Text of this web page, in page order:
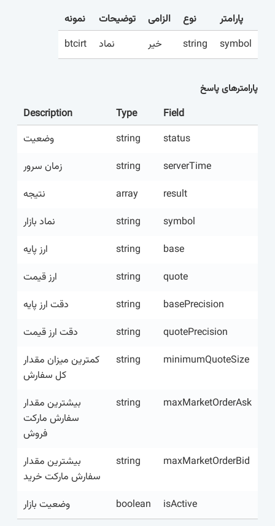
پارامتر نوع الزامی توضیحات
نمونه
symbol
string خیر نماد btcirt
پارامترهای پاسخ
Field
Type
Description
status
string
وضعیت
serverTime
string
زمان سرور
result
array
نتیجه
symbol
string
نماد بازار
base
string
ارز پایه
quote
string
ارز قیمت
basePrecision
string
دقت ارز پایه
quotePrecision
string
دقت ارز قیمت
minimumQuoteSize
string
کمترین میزان مقدار
کل سفارش
maxMarketOrderAsk
string
بیشترین مقدار
سفارش مارکت
فروش
maxMarketOrderBid
string
بیشترین مقدار
سفارش مارکت خرید
isActive
boolean وضعیت بازار